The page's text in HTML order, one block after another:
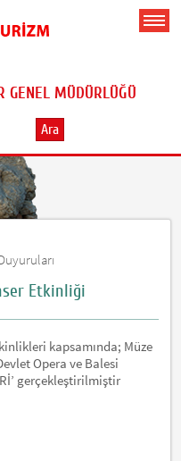
GENEL MÜDÜRLÜĞÜ
Ara
Etkinliği
kapsamında; Müze
Opera ve Balesi
gerçekleştirilmiştir